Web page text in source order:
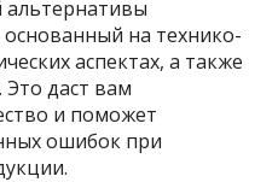
альтернативы
на технико-
аспектах, а также
Это даст вам
и поможет
ошибок при